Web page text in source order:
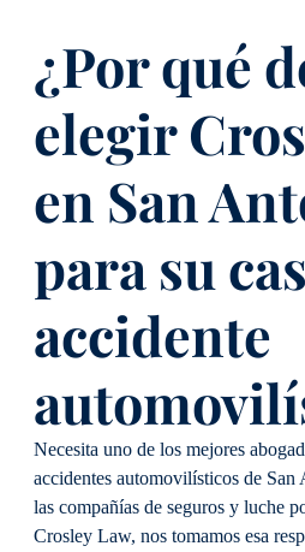
¿Por qué
elegir
en San
para su
accidente
Necesita uno de los mejores
accidentes automovilísticos de San
las compañías de seguros y luche
Crosley Law, nos tomamos esa